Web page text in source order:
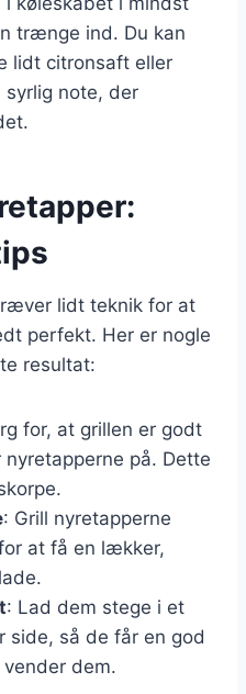
trænge ind. Du kan
lidt citronsaft eller
syrlig note, der
lidt teknik for at
perfekt. Her er nogle
resultat:
for, at grillen er godt
på. Dette
: Grill nyretapperne
at få en lækker,
: Lad dem stege i et
side, så de får en god
dem.